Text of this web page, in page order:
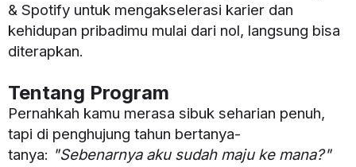
& Spotify untuk mengakselerasi karier dan
kehidupan pribadimu mulai dari nol, langsung bisa
diterapkan.
Tentang Program
Pernahkah kamu merasa sibuk seharian penuh,
tapi di penghujung tahun bertanya-
tanya: "Sebenarnya aku sudah maju ke mana?"